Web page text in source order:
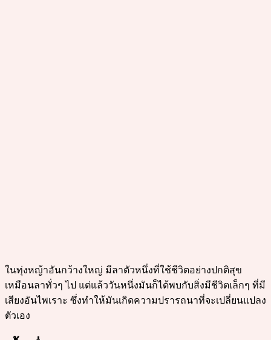
ในทุ่งหญ้าอันกว้างใหญ่ มีลาตัวหนึ่งที่ใช้ชีวิตอย่างปกติสุข
เหมือนลาทั่วๆ ไป แต่แล้ววันหนึ่งมันก็ได้พบกับสิ่งมีชีวิตเล็กๆ ที่มี
เสียงอันไพเราะ ซึ่งทำให้มันเกิดความปรารถนาที่จะเปลี่ยนแปลง
ตัวเอง